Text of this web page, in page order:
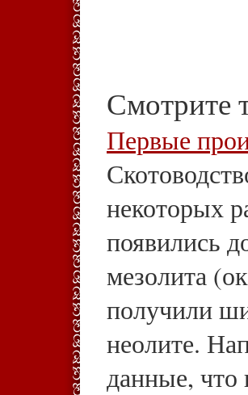
Смотрите
Первые
некоторых
появились
мезолита
получили
неолите.
данные, что